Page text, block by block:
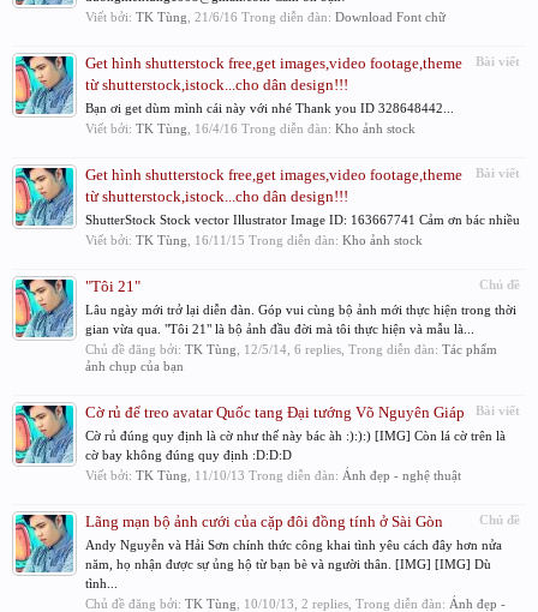
Viết bởi: TK Tùng 21/6/16 Trong diễn đàn: Download Font chữ
Bài viết
Get hình shutterstock free,get images,video footage,theme
từ shutterstock,istock...cho dân design!!!
Bạn ơi get dùm mình cái này với nhé Thank you ID 328648442...
Viết bởi: TK Tùng 16/4/16 Trong diễn đàn: Kho ảnh stock
Bài viết
Get hình shutterstock free,get images,video footage,theme
từ shutterstock,istock...cho dân design!!!
ShutterStock Stock vector Illustrator Image ID: 163667741 Cảm ơn bác nhiều
Viết bởi: TK Tùng 16/11/15 Trong diễn đàn: Kho ảnh stock
Chủ đề
"Tôi 21"
Lâu ngày mới trở lại diễn đàn. Góp vui cùng bộ ảnh mới thực hiện trong thời
gian vừa qua. "Tôi 21" là bộ ảnh đầu đời mà tôi thực hiện và mẫu là...
Chủ đề đăng bởi: TK Tùng 12/5/14 , 6 replies, Trong diễn đàn: Tác phẩm
ảnh chụp của bạn
Bài viết
Cờ rủ để treo avatar Quốc tang Đại tướng Võ Nguyên Giáp
Cờ rủ đúng quy định là cờ như thế này bác àh :):):) [IMG] Còn lá cờ trên là
cờ bay không đúng quy định :D:D:D
Viết bởi: TK Tùng 11/10/13 Trong diễn đàn: Ảnh đẹp - nghệ thuật
Chủ đề
Lãng mạn bộ ảnh cưới của cặp đôi đồng tính ở Sài Gòn
Andy Nguyễn và Hải Sơn chính thức công khai tình yêu cách đây hơn nửa
năm, họ nhận được sự ủng hộ từ bạn bè và người thân. [IMG] [IMG] Dù
tình...
Chủ đề đăng bởi: TK Tùng 10/10/13 , 2 replies, Trong diễn đàn: Ảnh đẹp -